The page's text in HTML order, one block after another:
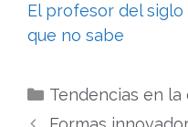
El profesor del
que no sabe
Categorías
Tendencias en